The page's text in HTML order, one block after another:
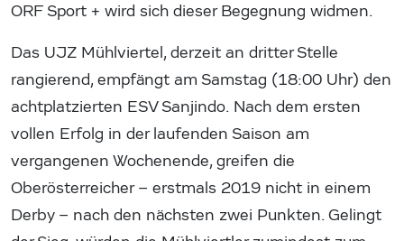
ORF Sport + wird sich dieser Begegnung widmen.
Das UJZ Mühlviertel, derzeit an dritter Stelle
rangierend, empfängt am Samstag (18:00 Uhr) den
achtplatzierten ESV Sanjindo. Nach dem ersten
vollen Erfolg in der laufenden Saison am
vergangenen Wochenende, greifen die
Oberösterreicher – erstmals 2019 nicht in einem
Derby – nach den nächsten zwei Punkten. Gelingt